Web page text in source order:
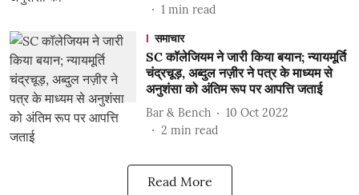
1 min read
समाचार
SC कॉलेजियम ने जारी किया बयान; न्यायमूर्ति
चंद्रचूड़, अब्दुल नज़ीर ने पत्र के माध्यम से
अनुशंसा को अंतिम रूप पर आपत्ति जताई
Bar & Bench
10 Oct 2022
2 min read
Read More